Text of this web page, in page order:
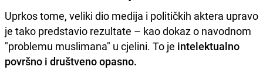
Uprkos tome, veliki dio medija i političkih aktera upravo
je tako predstavio rezultate – kao dokaz o navodnom
"problemu muslimana" u cjelini. To je intelektualno
površno i društveno opasno.